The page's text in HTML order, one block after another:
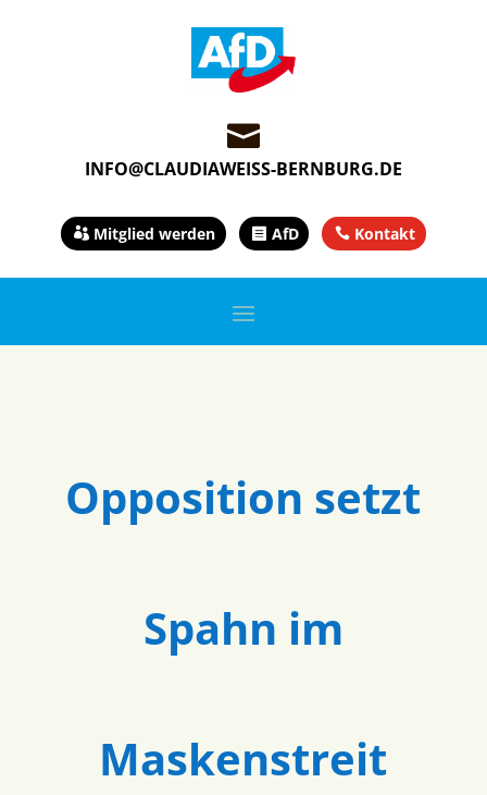

INFO@CLAUDIAWEISS-BERNBURG.DE
Mitglied werden AfD Kontakt
Opposition setzt
Spahn im
Maskenstreit